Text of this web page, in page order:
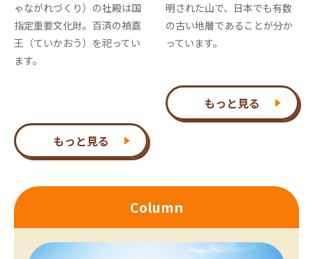
ゃながれづくり）の社殿は国
指定重要文化財。百済の禎嘉
王（ていかおう）を祀ってい
ます。
もっと見る
明された山で、日本でも有数
の古い地層であることが分か
っています。
もっと見る
Column